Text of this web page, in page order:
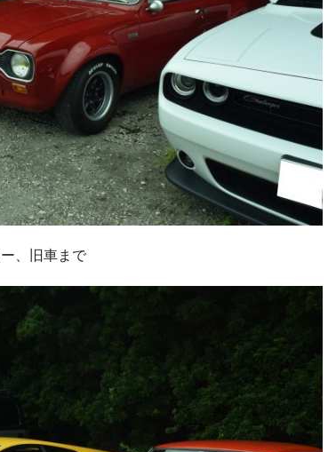
、旧車まで